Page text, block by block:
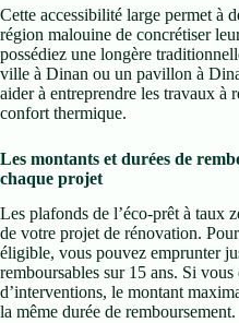
Cette accessibilité large permet à
région malouine de concrétiser
possédiez une longère
ville à Dinan ou un pavillon à
aider à entreprendre les travaux à
confort thermique.
Les montants et durées de
chaque projet
Les plafonds de l’éco-prêt à taux
de votre projet de rénovation.
éligible, vous pouvez emprunter
remboursables sur 15 ans. Si
d’interventions, le montant
la même durée de remboursement.